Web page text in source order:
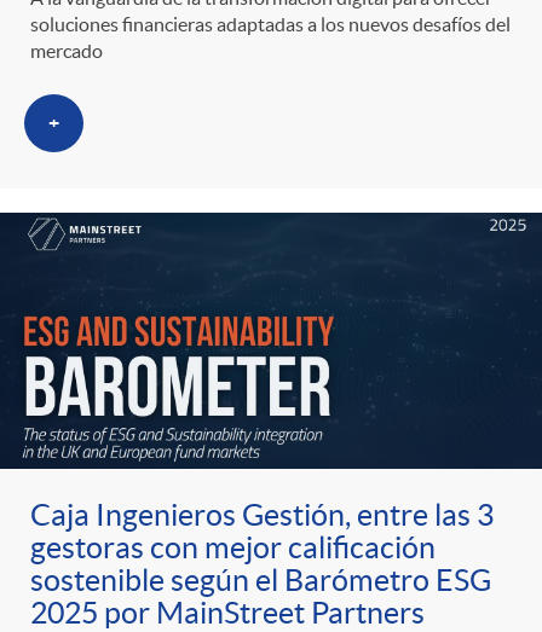
soluciones financieras adaptadas a los nuevos desafíos del
mercado
+
Caja Ingenieros Gestión, entre las 3
gestoras con mejor calificación
sostenible según el Barómetro ESG
2025 por MainStreet Partners